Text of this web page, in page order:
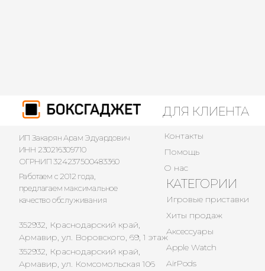
ОГРНИП 324237500483360
ИНН 230216309710
ИП Закарян Арам Эдуардович
Работаем с 2012 года,
предлагаем максимальное
качество обслуживания
КАТЕГОРИИ
ДЛЯ КЛИЕНТА
Хиты продаж
AirPods
Apple Watch
Игровые приставки
Аксессуары
Помощь
Контакты
О нас
352932, Краснодарский край,
Армавир, ул. Воровского, 69, 1 этаж
352932, Краснодарский край,
Армавир, ул. Комсомольская 106